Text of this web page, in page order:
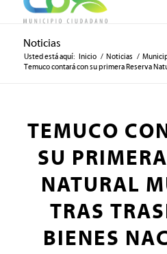
Noticias
Usted está aquí: Inicio / Noticias /
Temuco contará con su primera Reserva
TEMUCO
SU
NATURAL
TRAS
BIENES